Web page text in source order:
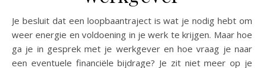
Je besluit dat een loopbaantraject is wat je nodig hebt om
weer energie en voldoening in je werk te krijgen. Maar hoe
ga je in gesprek met je werkgever en hoe vraag je naar
een eventuele financiële bijdrage? Je zit niet meer op je